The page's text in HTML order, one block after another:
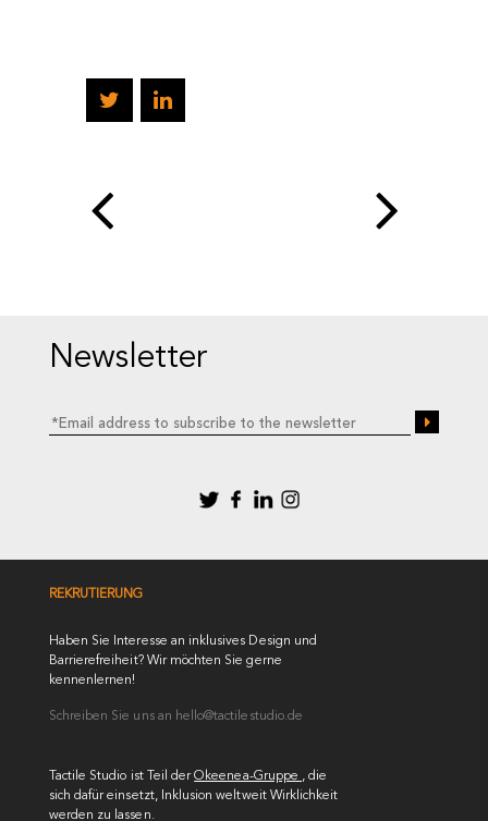
Newsletter
REKRUTIERUNG
Haben Sie Interesse an inklusives Design und
Barrierefreiheit? Wir möchten Sie gerne
kennenlernen!
Schreiben Sie uns an hello@tactilestudio.de
Tactile Studio ist Teil derOkeenea-Gruppe , die
sich dafür einsetzt, Inklusion weltweit Wirklichkeit
werden zu lassen.